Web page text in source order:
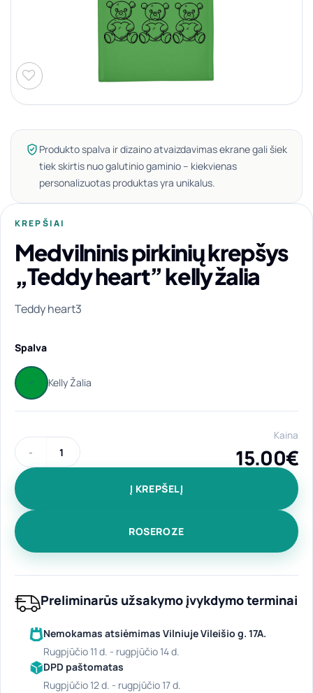
Produkto spalva ir dizaino atvaizdavimas ekrane gali šiek
tiek skirtis nuo galutinio gaminio – kiekvienas
personalizuotas produktas yra unikalus.
KREPŠIAI
Medvilninis pirkinių krepšys
„Teddy heart” kelly žalia
Teddy heart3
Spalva
produkto kiekis: Medvilninis pirkinių krepšys "Teddy heart"
Kaina
15.00€
Į KREPŠELĮ
ROSEROZE
Preliminarūs užsakymo įvykdymo terminai
Nemokamas atsiėmimas Vilniuje Vileišio g. 17A.
rugpjūčio 11 d. - rugpjūčio 14 d.
DPD paštomatas
rugpjūčio 12 d. - rugpjūčio 17 d.